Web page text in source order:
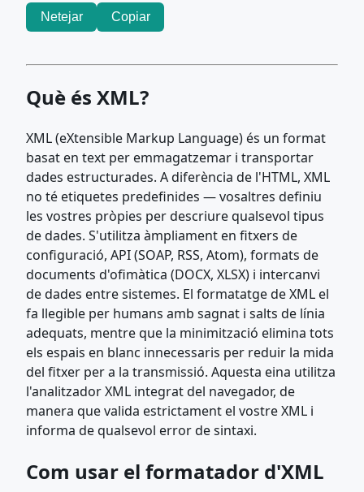
Netejar Copiar
Què és XML?
XML (eXtensible Markup Language) és un format
basat en text per emmagatzemar i transportar
dades estructurades. A diferència de l'HTML, XML
no té etiquetes predefinides — vosaltres definiu
les vostres pròpies per descriure qualsevol tipus
de dades. S'utilitza àmpliament en fitxers de
configuració, API (SOAP, RSS, Atom), formats de
documents d'ofimàtica (DOCX, XLSX) i intercanvi
de dades entre sistemes. El formatatge de XML el
fa llegible per humans amb sagnat i salts de línia
adequats, mentre que la minimització elimina tots
els espais en blanc innecessaris per reduir la mida
del fitxer per a la transmissió. Aquesta eina utilitza
l'analitzador XML integrat del navegador, de
manera que valida estrictament el vostre XML i
informa de qualsevol error de sintaxi.
Com usar el formatador d'XML